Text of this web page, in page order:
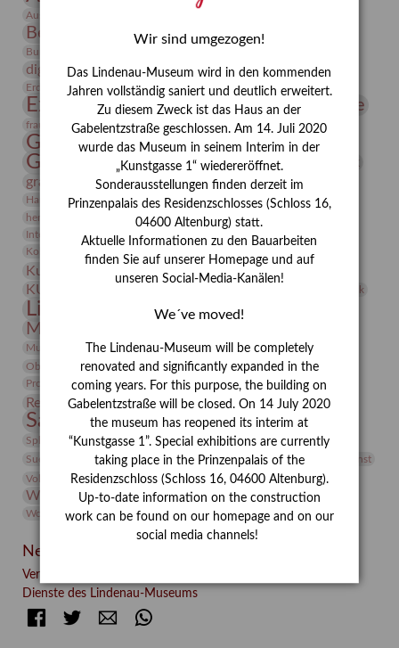
Ausstellung „Vier Winde“
Bernhard August von Lindenau
Burg Posterstein
digitallabor Entartete Kunst
Enteignung
Erdmann Julius Dietrich
Erlebnisportal estrusker Exlibris
Expressionismus Festrede Florenz Fotografie
frauen Frauen in der Antike und heute
Gerhard-Altenbourg-Preis
Gerhard Altenbourg
Gerhard Kurt Müller
grafische sammlung griechische Mythologie
Hanns-Conon von der Gabelentz Heinrich Kirchhoff Heldinnen
herman de vries Humboldt
Insekten
Integriertes Schädlingsmanagement
Jahresempfang
Kolosseum
Kunst
Kunstmuseum Kunstvermittlung Kunst von Kühl
KUNSTWAND Künstler Lehmbruck
Lindenau-Museum Marstall
Museumsgeschichte
Museumspädagogik Mäzen Napoleon Natur
Neue Remise
Objekt im Fokus
Paul Klee Peter Schnürpel Phelloplastik
Pohlhof
Provenienz
Provenienzforschung
Restaurierung Restitution Rudi Lesser Ruth Wolf-Rehfeld
Sammlung Samstagszeichner Skulptur
Sonderausstellung
Sphinx
studio Studio Bildende Kunst
studioDIGITAL
Suermondt-Ludwig-Museum
Vermittlung Video
Videokunst
Volontariat
Walter Rheiner Weihnachten Werefkin
Werkbetrachtung Winter Wissenschaft
Wolf and Dog
Wolf und Hund
Zirkuswoche
Neueste Beiträge
Verschenkt, verkauft, vergessen? – Kunstdetektivinnen im
Dienste des Lindenau-Museums
FacebookTwitter E-mail
Wir sind umgezogen!
Das Lindenau-Museum wird in den kommenden
Jahren vollständig saniert und deutlich erweitert.
Zu diesem Zweck ist das Haus an der
Gabelentzstraße geschlossen. Am 14. Juli 2020
wurde das Museum in seinem Interim in der
„Kunstgasse 1“ wiedereröffnet.
Sonderausstellungen finden derzeit im
Prinzenpalais des Residenzschlosses (Schloss 16,
04600 Altenburg) statt.
Aktuelle Informationen zu den Bauarbeiten
finden Sie auf unserer Homepage und auf
unseren Social-Media-Kanälen!
We´ve moved!
The Lindenau-Museum will be completely
renovated and significantly expanded in the
coming years. For this purpose, the building on
Gabelentzstraße will be closed. On 14 July 2020
the museum has reopened its interim at
“Kunstgasse 1”. Special exhibitions are currently
taking place in the Prinzenpalais of the
Residenzschloss (Schloss 16, 04600 Altenburg).
Up-to-date information on the construction
work can be found on our homepage and on our
social media channels!